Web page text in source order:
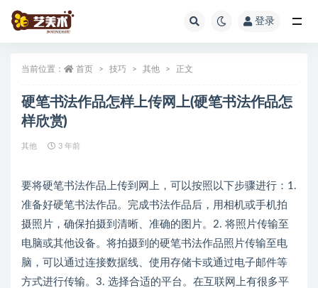
登录
当前位置： 首页 技巧 其他 正文
硬笔书法作品怎样上传网上(硬笔书法作品怎
样欣赏)
其他 3 年前
要将硬笔书法作品上传到网上，可以按照以下步骤进行：1.
准备好硬笔书法作品。完成书法作品后，用相机或手机拍
摄照片，确保拍摄到清晰、准确的图片。2. 将照片传输至
电脑或其他设备。将拍摄到的硬笔书法作品照片传输至电
脑，可以通过连接数据线、使用存储卡或通过电子邮件等
方式进行传输。3. 选择合适的平台。在互联网上有很多平